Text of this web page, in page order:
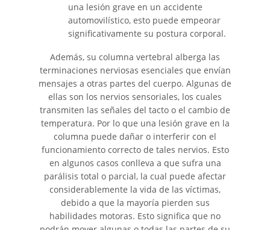
una lesión grave en un accidente
automovilístico, esto puede empeorar
significativamente su postura corporal.
Además, su columna vertebral alberga las
terminaciones nerviosas esenciales que envían
mensajes a otras partes del cuerpo. Algunas de
ellas son los nervios sensoriales, los cuales
transmiten las señales del tacto o el cambio de
temperatura. Por lo que una lesión grave en la
columna puede dañar o interferir con el
funcionamiento correcto de tales nervios. Esto
en algunos casos conlleva a que sufra una
parálisis total o parcial, la cual puede afectar
considerablemente la vida de las víctimas,
debido a que la mayoría pierden sus
habilidades motoras. Esto significa que no